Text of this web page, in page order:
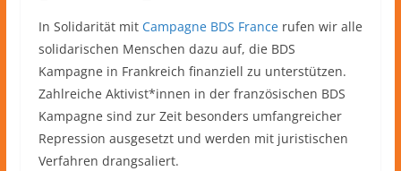
In Solidarität mit Campagne BDS Francerufen wir alle
solidarischen Menschen dazu auf, die BDS
Kampagne in Frankreich finanziell zu unterstützen.
Zahlreiche Aktivist*innen in der französischen BDS
Kampagne sind zur Zeit besonders umfangreicher
Repression ausgesetzt und werden mit juristischen
Verfahren drangsaliert.